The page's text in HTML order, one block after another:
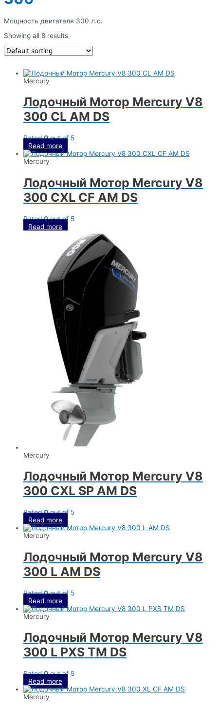
Мощность двигателя 300 л.с.
Showing all 8 results
Mercury
Лодочный Мотор Mercury V8
300 CL AM DS
Rated0out of 5
Read more
Mercury
Лодочный Мотор Mercury V8
300 CXL CF AM DS
Rated0out of 5
Read more
Mercury
Лодочный Мотор Mercury V8
300 CXL SP AM DS
Rated0out of 5
Read more
Mercury
Лодочный Мотор Mercury V8
300 L AM DS
Rated0out of 5
Read more
Mercury
Лодочный Мотор Mercury V8
300 L PXS TM DS
Rated0out of 5
Read more
Mercury